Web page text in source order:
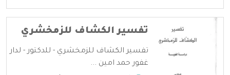
تفسير الكشاف للزمخشري
تفسير الكشاف للزمخشري - للدكتور - لدار
غفور حمد امين ...